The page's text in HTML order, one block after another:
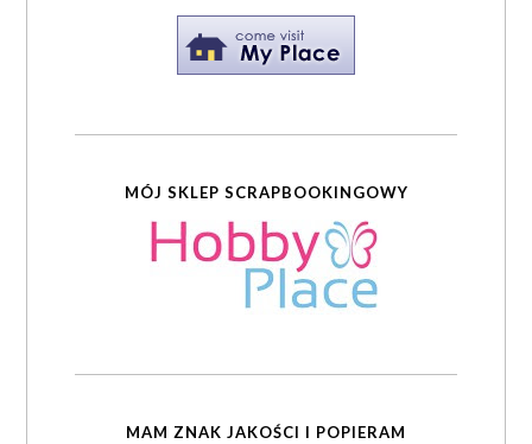
MÓJ SKLEP SCRAPBOOKINGOWY
MAM ZNAK JAKOŚCI I POPIERAM